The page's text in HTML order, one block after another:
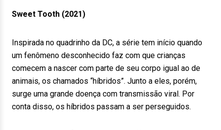
Sweet Tooth (2021)
Inspirada no quadrinho da DC, a série tem início quando
um fenômeno desconhecido faz com que crianças
comecem a nascer com parte de seu corpo igual ao de
animais, os chamados “híbridos”. Junto a eles, porém,
surge uma grande doença com transmissão viral. Por
conta disso, os híbridos passam a ser perseguidos.